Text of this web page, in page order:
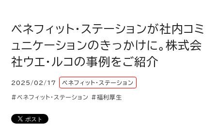
ベネフィット・ステーションが社内コミ
ュニケーションのきっかけに。株式会
社ウエ・ルコの事例をご紹介
2025/02/17 ベネフィット・ステーション
#ベネフィット・ステーション #福利厚生